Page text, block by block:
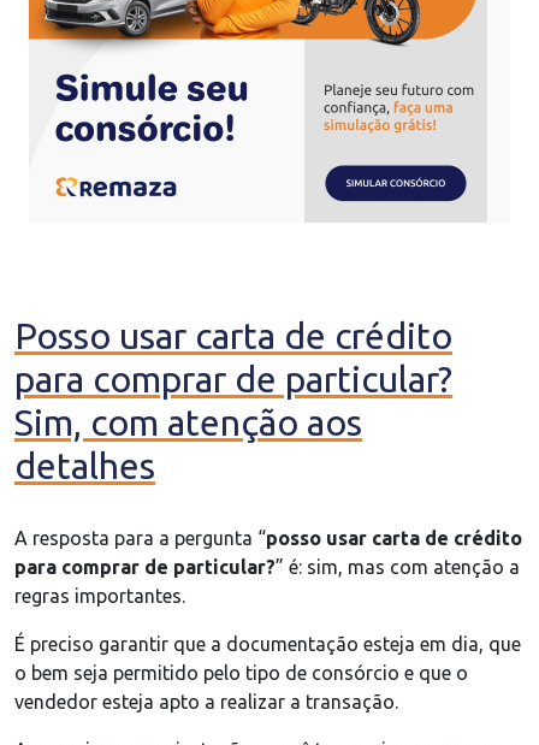
Posso usar carta de crédito
para comprar de particular?
Sim, com atenção aos
detalhes
A resposta para a pergunta “posso usar carta de crédito
para comprar de particular?” é: sim, mas com atenção a
regras importantes.
É preciso garantir que a documentação esteja em dia, que
o bem seja permitido pelo tipo de consórcio e que o
vendedor esteja apto a realizar a transação.